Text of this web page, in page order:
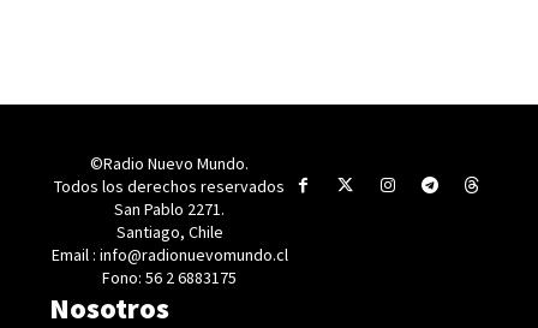
©Radio Nuevo Mundo.
Todos los derechos reservados
San Pablo 2271.
Santiago, Chile
Email : info@radionuevomundo.cl
Fono: 56 2 6883175
Nosotros